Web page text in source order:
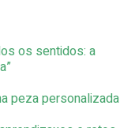
os sentidos: a
peza personalizada